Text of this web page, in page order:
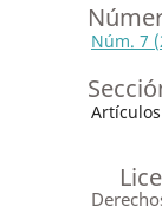
Núm. 7
Artículos